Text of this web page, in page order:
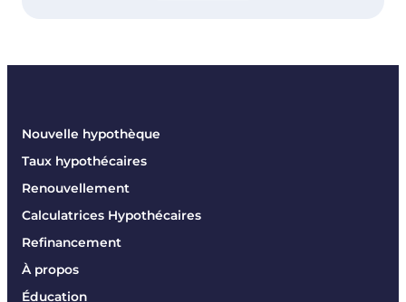
Nouvelle hypothèque
Taux hypothécaires
Renouvellement
Calculatrices Hypothécaires
Refinancement
À propos
Éducation